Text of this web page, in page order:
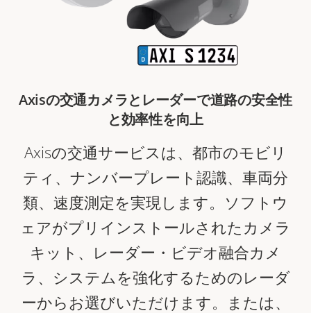
Axisの交通カメラとレーダーで道路の安全性
と効率性を向上
Axisの交通サービスは、都市のモビリ
ティ、ナンバープレート認識、車両分
類、速度測定を実現します。ソフトウ
ェアがプリインストールされたカメラ
キット、レーダー・ビデオ融合カメ
ラ、システムを強化するためのレーダ
ーからお選びいただけます。または、